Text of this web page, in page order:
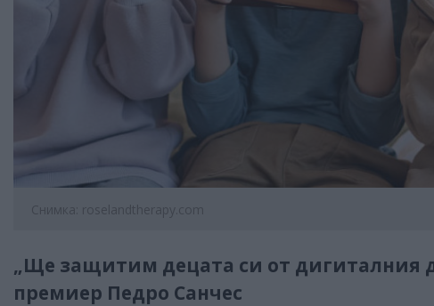
Снимка: roselandtherapy.com
„Ще защитим децата си от дигиталния
премиер Педро Санчес